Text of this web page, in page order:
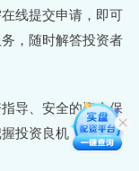
线提交申请，即可
，随时解答投资者
导、安全的资金保
投资良机，实现财